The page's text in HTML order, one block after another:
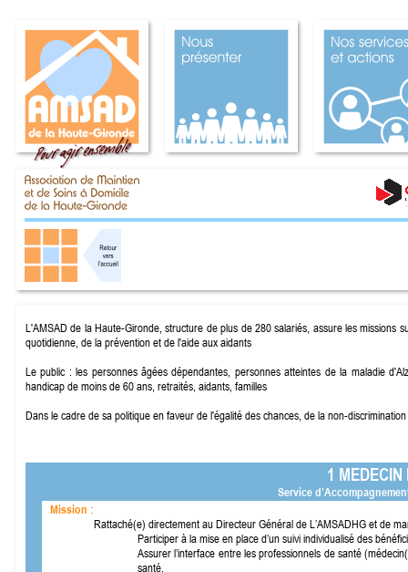
L'AMSAD de la Haute-Gironde, structure de plus de 280 salariés, assure les missions
quotidienne, de la prévention et de l'aide aux aidants
Le public : les personnes âgées dépendantes, personnes atteintes de la maladie
handicap de moins de 60 ans, retraités, aidants, familles
Dans le cadre de sa politique en faveur de l'égalité des chances, de la non-
1 MEDECIN
Service
Mission :
Rattaché(e) directement au Directeur Général de L’AMSADHG et de
Participer à la mise en place d’un suivi individualisé des
Assurer l’interface entre les professionnels de santé
santé,